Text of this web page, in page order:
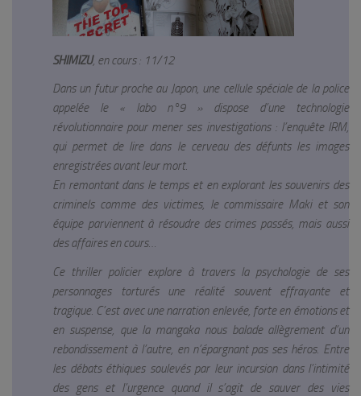
SHIMIZU, en cours : 11/12
Dans un futur proche au Japon, une cellule spéciale de la police
appelée le « labo n°9 » dispose d’une technologie
révolutionnaire pour mener ses investigations : l’enquête IRM,
qui permet de lire dans le cerveau des défunts les images
enregistrées avant leur mort.
En remontant dans le temps et en explorant les souvenirs des
criminels comme des victimes, le commissaire Maki et son
équipe parviennent à résoudre des crimes passés, mais aussi
des affaires en cours…
Ce thriller policier explore à travers la psychologie de ses
personnages torturés une réalité souvent effrayante et
tragique. C’est avec une narration enlevée, forte en émotions et
en suspense, que la mangaka nous balade allègrement d’un
rebondissement à l’autre, en n’épargnant pas ses héros. Entre
les débats éthiques soulevés par leur incursion dans l’intimité
des gens et l’urgence quand il s’agit de sauver des vies